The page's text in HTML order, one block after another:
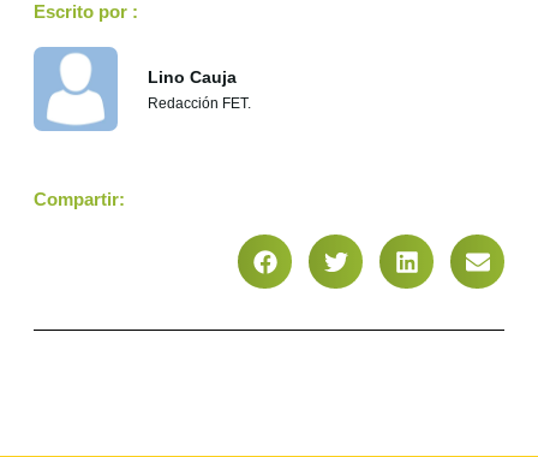
Escrito por :
Lino Cauja
Redacción FET.
Compartir: